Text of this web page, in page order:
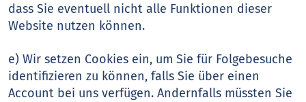
dass Sie eventuell nicht alle Funktionen dieser
Website nutzen können.
e) Wir setzen Cookies ein, um Sie für Folgebesuche
identifizieren zu können, falls Sie über einen
Account bei uns verfügen. Andernfalls müssten Sie